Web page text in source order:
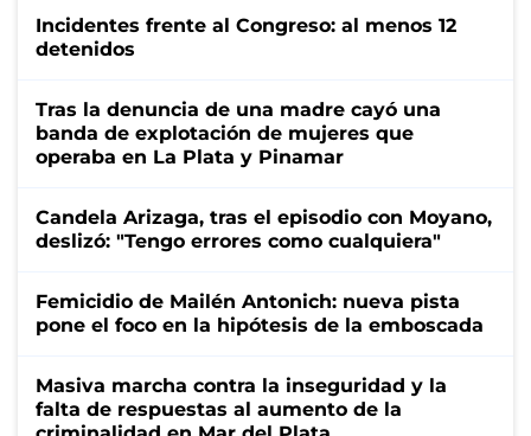
Incidentes frente al Congreso: al menos 12
detenidos
Tras la denuncia de una madre cayó una
banda de explotación de mujeres que
operaba en La Plata y Pinamar
Candela Arizaga, tras el episodio con Moyano,
deslizó: "Tengo errores como cualquiera"
Femicidio de Mailén Antonich: nueva pista
pone el foco en la hipótesis de la emboscada
Masiva marcha contra la inseguridad y la
falta de respuestas al aumento de la